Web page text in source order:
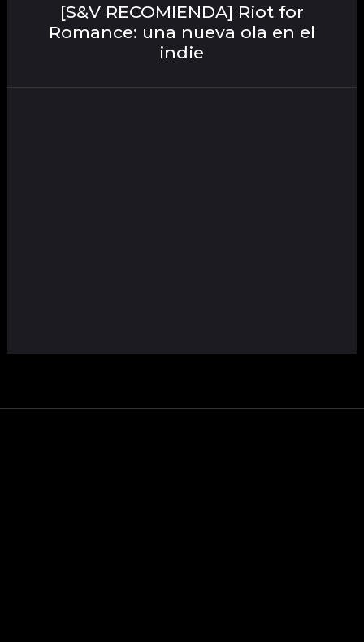
[S&V RECOMIENDA] Riot for
Romance: una nueva ola en el
indie